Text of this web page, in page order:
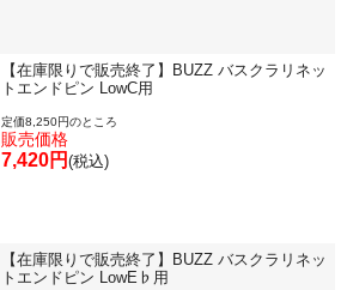
【在庫限りで販売終了】BUZZ バスクラリネッ
トエンドピン LowC用
定価8,250円のところ
販売価格
7,420円 (税込)
【在庫限りで販売終了】BUZZ バスクラリネッ
トエンドピン LowE♭用